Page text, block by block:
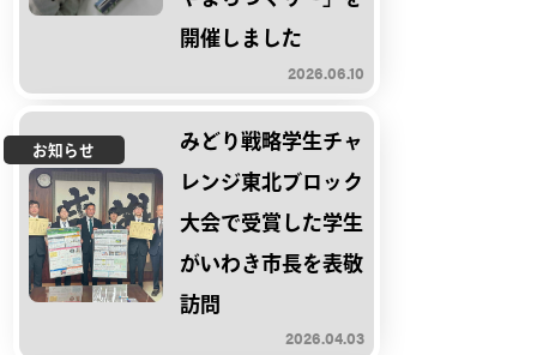
開催しました
2026.06.10
みどり戦略学生チャ
レンジ東北ブロック
大会で受賞した学生
がいわき市長を表敬
訪問
2026.04.03
お知らせ